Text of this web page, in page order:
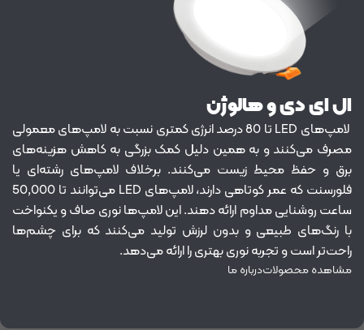
ال ای دی و هالوژن
لامپ‌های LED تا 80 درصد انرژی کمتری نسبت به لامپ‌های معمولی
مصرف می‌کنند و به همین دلیل کمک بزرگی به کاهش هزینه‌های
برق و حفظ محیط زیست می‌کنند. برخلاف لامپ‌های رشته‌ای یا
فلورسنت که عمر کوتاهی دارند، لامپ‌های LED می‌توانند تا 50,000
ساعت روشنایی مداوم ارائه دهند. این لامپ‌ها نوری صاف و یکنواخت
با رنگ‌های طبیعی و بدون لرزش تولید می‌کنند که برای چشم‌ها
راحت‌تر است و تجربه نوری بهتری را ارائه می‌دهد.
مشاهده محصولاتدرباره ما